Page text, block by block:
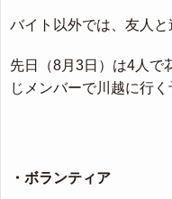
バイト以外では、友人と
先日（8月3日）は4人で
じメンバーで川越に行く
・ボランティア